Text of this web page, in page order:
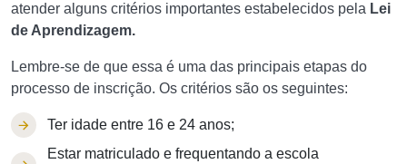
atender alguns critérios importantes estabelecidos pela Lei
de Aprendizagem.
Lembre-se de que essa é uma das principais etapas do
processo de inscrição. Os critérios são os seguintes:
Ter idade entre 16 e 24 anos;
Estar matriculado e frequentando a escola